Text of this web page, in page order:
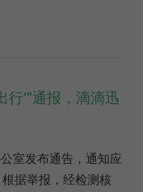
行‘”通报，滴滴迅
室发布通告，通知应
据举报，经检测核